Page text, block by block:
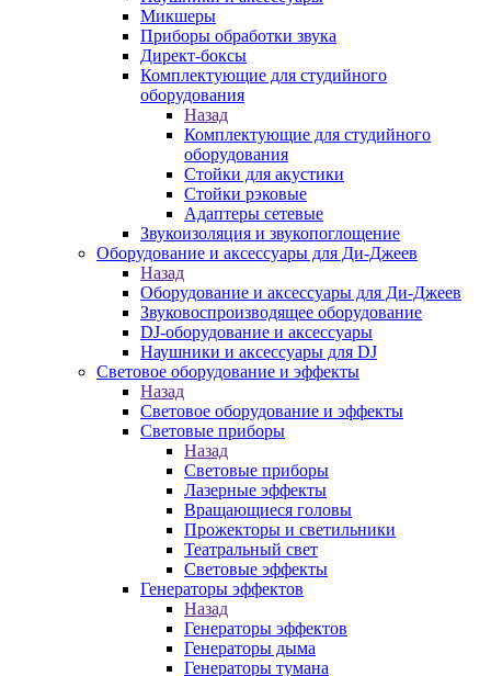
Микшеры
Приборы обработки звука
Директ-боксы
Комплектующие для студийного
оборудования
Назад
Комплектующие для студийного
оборудования
Стойки для акустики
Стойки рэковые
Адаптеры сетевые
Звукоизоляция и звукопоглощение
Оборудование и аксессуары для Ди-Джеев
Назад
Оборудование и аксессуары для Ди-Джеев
Звуковоспроизводящее оборудование
DJ-оборудование и аксессуары
Наушники и аксессуары для DJ
Световое оборудование и эффекты
Назад
Световое оборудование и эффекты
Световые приборы
Назад
Световые приборы
Лазерные эффекты
Вращающиеся головы
Прожекторы и светильники
Театральный свет
Световые эффекты
Генераторы эффектов
Назад
Генераторы эффектов
Генераторы дыма
Генераторы тумана